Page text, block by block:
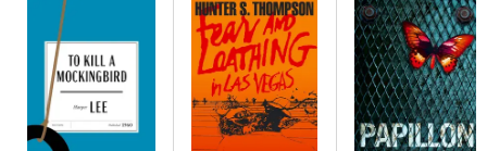
around the world.
The Skin of our Teeth
, Wilder's brilliant and enduring romp
exploring the human condition through follies and endurance
starring the Antrobus family of Excelsior, New Jersey, earned
Wilder his third Pulitzer Prize in 1943.